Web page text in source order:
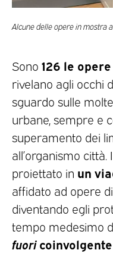
Alcune delle opere in mostra
Sono 126 le
rivelano agli occhi
sguardo sulle
urbane, sempre e
superamento dei
all’organismo
proiettato in un
affidato ad opere
diventando egli
tempo medesimo
fuoricoinvolgente